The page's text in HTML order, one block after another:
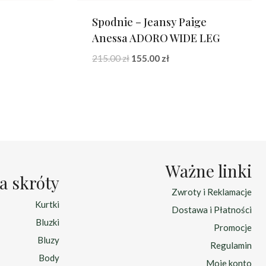
Spodnie – Jeansy Paige
Anessa ADORO WIDE LEG
215.00zł Pierwotna
155.00 złAktualna
skróty
Kurtki
Bluzki
Bluzy
Body
Ważne linki
Zwroty i Reklamacje
Dostawa i Płatności
Promocje
Regulamin
Moje konto